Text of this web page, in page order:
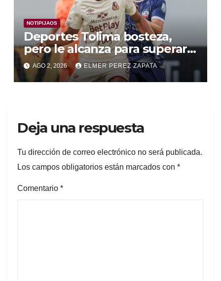
NOTIPIJAOS
Deportes Tolima bosteza,
pero le alcanza para superar a
Alianza Valledupar 2 A 1
AGO 2, 2026 ELMER PEREZ ZAPATA
Deja una respuesta
Tu dirección de correo electrónico no será publicada.
Los campos obligatorios están marcados con *
Comentario *